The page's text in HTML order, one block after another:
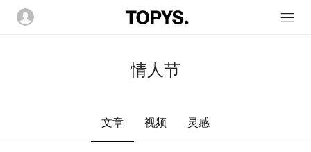
情人节
文章 视频 灵感